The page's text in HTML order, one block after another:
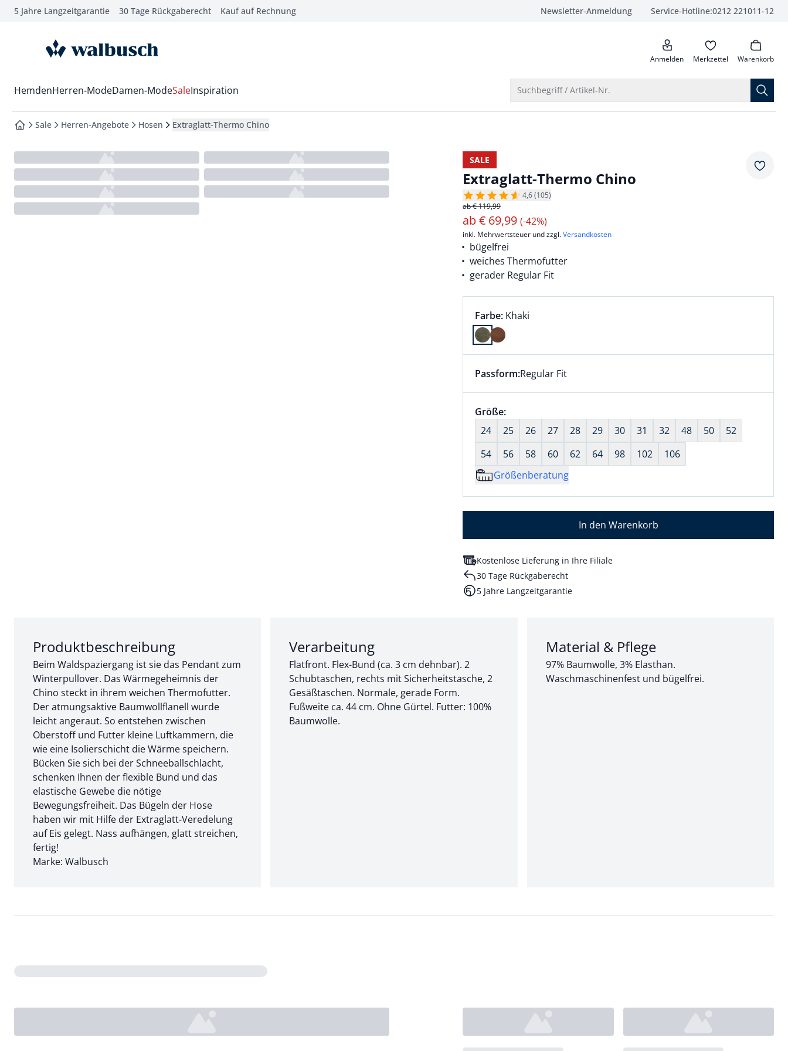
springen
springen
springen
5 Jahre Langzeitgarantie 30 Tage Rückgaberecht Kauf auf Rechnung Newsletter-Anmeldung Service-Hotline:0212 221011-12
anrufen
zur Startseite Anmelden Merkzettel Warenkorb
Wechsel in das Menü mit Pfeil-Runter Taste
HemdenHerren-ModeDamen-ModeSaleInspiration Suchbegriff / Artikel-Nr.
zur Startseite
Sale Herren-Angebote Hosen Extraglatt-Thermo Chino
SALE
Extraglatt-Thermo Chino
4,6 (105)
ab € 119,99
ab€ 69,99(-42%)
inkl. Mehrwertsteuer und zzgl.Versandkosten
bügelfrei
weiches Thermofutter
gerader Regular Fit
Farbauswahl:
Farbe: aktuell ausgewählt:
Khaki
Farbe Khaki ausgewählt
Dieser Artikel hat die Passform Regular Fit. für Informationen zu
Passform:Regular Fit
Größenauswahl:
Größe:nichts ausgewählt
24
25 26 27 28 29 30 31 32 48 50
52
54
56 58 60 62 64 98 102
106
Größenberatung
In den Warenkorb
Kostenlose Lieferung in Ihre Filiale
30 Tage Rückgaberecht
5 Jahre Langzeitgarantie
Abschnitt 1 von 3:
Produktbeschreibung
Beim Waldspaziergang ist sie das Pendant zum
Winterpullover. Das Wärmegeheimnis der
Chino steckt in ihrem weichen Thermofutter.
Der atmungsaktive Baumwollflanell wurde
leicht angeraut. So entstehen zwischen
Oberstoff und Futter kleine Luftkammern, die
wie eine Isolierschicht die Wärme speichern.
Bücken Sie sich bei der Schneeballschlacht,
schenken Ihnen der flexible Bund und das
elastische Gewebe die nötige
Bewegungsfreiheit. Das Bügeln der Hose
haben wir mit Hilfe der Extraglatt-Veredelung
auf Eis gelegt. Nass aufhängen, glatt streichen,
fertig!
Marke: Walbusch
Abschnitt 2 von 3:
Verarbeitung
Flatfront. Flex-Bund (ca. 3 cm dehnbar). 2
Schubtaschen, rechts mit Sicherheitstasche, 2
Gesäßtaschen. Normale, gerade Form.
Fußweite ca. 44 cm. Ohne Gürtel. Futter: 100%
Baumwolle.
Abschnitt 3 von 3:
Material & Pflege
97% Baumwolle, 3% Elasthan.
Waschmaschinenfest und bügelfrei.